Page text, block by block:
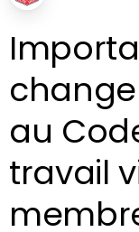
au
travail